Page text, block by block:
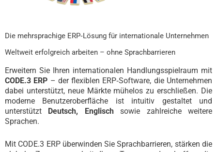
Die mehrsprachige ERP‑Lösung für internationale Unternehmen
Weltweit erfolgreich arbeiten – ohne Sprachbarrieren
Erweitern Sie Ihren internationalen Handlungsspielraum mit
CODE.3 ERP – der flexiblen ERP‑Software, die Unternehmen
dabei unterstützt, neue Märkte mühelos zu erschließen. Die
moderne Benutzeroberfläche ist intuitiv gestaltet und
unterstützt Deutsch, Englischsowie zahlreiche weitere
Sprachen.
Mit CODE.3 ERP überwinden Sie Sprachbarrieren, stärken die